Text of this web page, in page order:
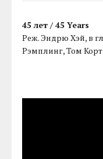
45 лет / 45 Years
Реж. Эндрю Хэй, в
Рэмплинг, Том